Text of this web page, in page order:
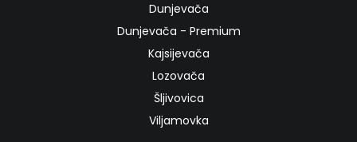
Dunjevača
Dunjevača - Premium
Kajsijevača
Lozovača
Šljivovica
Viljamovka